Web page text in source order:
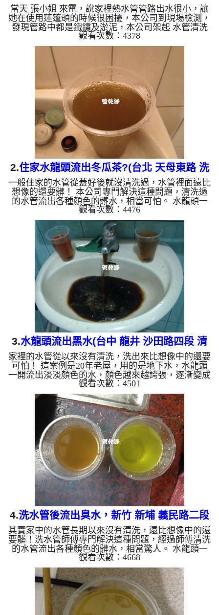
當天 張小姐 來電，說家裡熱水管管路出水很小，讓
她在使用蓮蓬頭的時候很困擾，本公司到現場檢測，
發現管路中都是鐵鏽及淤泥，本公司架起 水管清洗
機 並開始作業，清洗過的水管流出黃色的髒水，相
當可怕。 水龍頭一開流出淡淡黃顏色的水，慢慢變
成咖啡色黑色，還發出刺鼻味， 水管裡的異物不斷
流出來，慢慢水的顏色越來越透明，髒東西也越來越
少，終於變成乾淨的清水。高周波會把管壁異物剝
離，直到水排到透明為止， 客戶 張小姐 看到洗出來
的水怎麼會是這顏色，當下就傻住了。 清洗水管, 水
管清洗, ...
觀看次數：4378
2.住家水龍頭流出冬瓜茶?(台北 天母東路 洗
水管 )
一般住家的水管從蓋好後就沒清洗過，水管裡面遠比
想像的還要髒！ 本公司專門解決這種問題，清洗過
的水管流出各種顏色的髒水，相當可怕。 水龍頭一
開流出淡但顏色的水，慢慢變成咖啡色，還發出臭
味，這不是自來水來源的問題，而是本公司在幫住在
天母的張先生 洗水管。 水管裡的異物不斷流出來，
慢慢水的顏色越來越透明，髒東西也越來越少，終於
變成乾淨的清水。 清洗水管是利用高週波機，把檸
檬酸水打入水管，讓水管管壁的鐵鏽及生物膜軟化，
透過空氣與水混合，產生阻力，這時候高周波就會把
生物膜、鐵鏽...
觀看次數：4476
3.水龍頭流出黑水(台中 龍井 沙田路四段 清
洗水管)
家裡的水管從以來沒有清洗，洗出來比想像中的還要
可怕！ 這案例是20年老屋，用的是地下水，水龍頭
一開流出淡淡顏色的水，顏色越來越誇張，逐漸變成
黑色，還有難聞的臭味，這不是水源出問題，而是本
公司正在幫這戶人家清洗水管。 清洗水管是利用高
週波機，把檸檬酸的水打入家裡的水管，讓水管壁的
髒東西及生物膜軟化，透過空氣與水混合，產生阻
力，這時候生物膜、雜質等等，就會被高周波打出
來。 客戶說，這水龍頭打開水龍頭，水流出來的就
黑黑一塊塊東西，或是熱水量越來越小，客戶有這個
困擾其實已經很久了。 ...
觀看次數：4501
4.洗水管後流出臭水，新竹 新埔 義民路二段
水管清洗
其實家中的水管長期以來沒有清洗，遠比想像中的還
要髒！洗水管師傅專門解決這種問題，經過師傅清洗
的水管流出各種顏色的髒水，相當驚人。 水龍頭一
開流出淡黃色的水，接著顏色越來越深，逐漸變成深
咖啡色，還散發陣陣臭味，這不是自來水出問題，而
是專業人士正在幫這戶人家清洗水管。 因有一次我
就看到日本影片有在洗水管，因日本的水可生飲，那
就研究洗水管這件事情。 屋齡將近30年，首次水管
大清洗，水管裡的髒東西不斷流出來，慢慢的水的顏
觀看次數：4668